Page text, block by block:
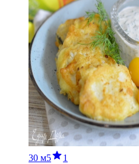
30 м5 1